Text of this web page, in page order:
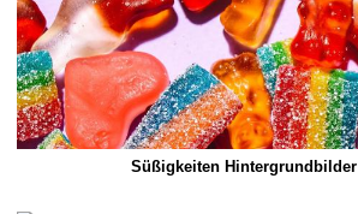
Süßigkeiten Hintergrundbilder